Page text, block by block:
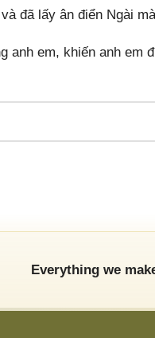
đã lấy ân điển Ngài
anh em, khiến anh em
Everything we